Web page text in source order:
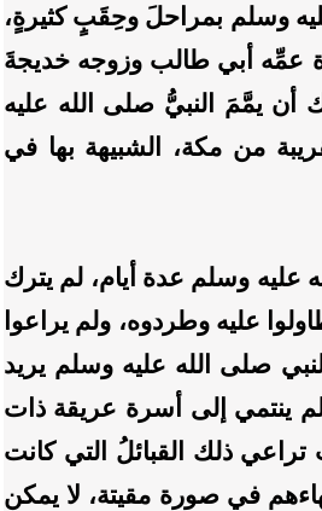
وسلم بمراحلَ وحِقَبٍ كثيرةٍ،
عمِّه أبي طالب وزوجه خديجةَ
أن يمَّمَ النبيُّ صلى الله عليه
من مكة، الشبيهة بها في
عليه وسلم عدة أيام، لم يترك
عليه وطردوه، ولم يراعوا
صلى الله عليه وسلم يريد
ينتمي إلى أسرة عريقة ذات
ذلك القبائلُ التي كانت
في صورة مقيتة، لا يمكن